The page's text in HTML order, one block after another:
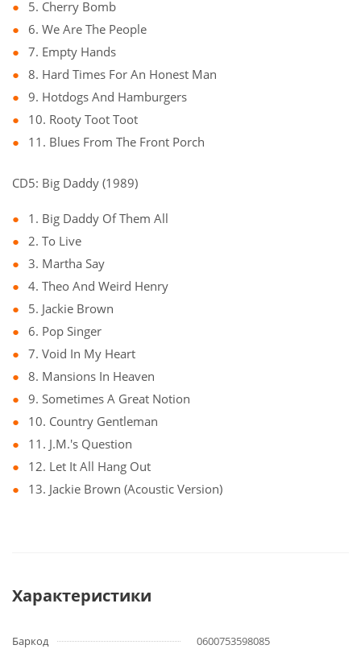
5. Cherry Bomb
6. We Are The People
7. Empty Hands
8. Hard Times For An Honest Man
9. Hotdogs And Hamburgers
10. Rooty Toot Toot
11. Blues From The Front Porch
CD5: Big Daddy (1989)
1. Big Daddy Of Them All
2. To Live
3. Martha Say
4. Theo And Weird Henry
5. Jackie Brown
6. Pop Singer
7. Void In My Heart
8. Mansions In Heaven
9. Sometimes A Great Notion
10. Country Gentleman
11. J.M.'s Question
12. Let It All Hang Out
13. Jackie Brown (Acoustic Version)
Характеристики
Баркод
0600753598085